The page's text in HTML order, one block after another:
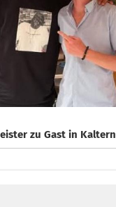
zu Gast in Kaltern